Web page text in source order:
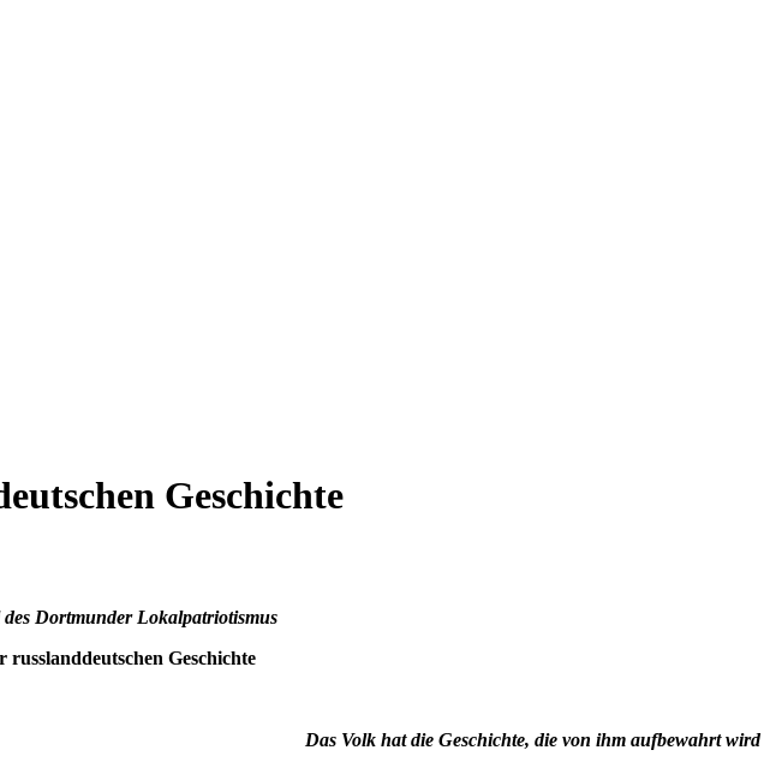
Geschichte
des Dortmunder Lokalpatriotismus
russlanddeutschen Geschichte
Das Volk hat die Geschichte, die von ihm aufbewahrt wird